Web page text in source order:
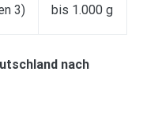
3) bis 1.000 g
nach